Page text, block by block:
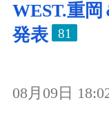
WEST.重
発表
81
08月09日